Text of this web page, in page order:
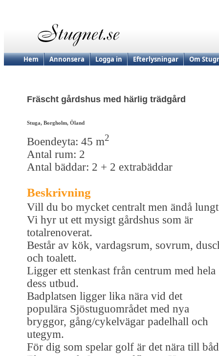
Hem Annonsera Logga in Efterlysningar Om
Fräscht gårdshus med härlig trädgård
Stuga, Borgholm, Öland
Boendeyta: 45 m2
Antal rum: 2
Antal bäddar: 2 + 2 extrabäddar
Beskrivning
Vill du bo mycket centralt men ändå
Vi hyr ut ett mysigt gårdshus som är
totalrenoverat.
Består av kök, vardagsrum, sovrum,
och toalett.
Ligger ett stenkast från centrum med hela
dess utbud.
Badplatsen ligger lika nära vid det
populära Sjöstuguområdet med nya
bryggor, gång/cykelvägar padelhall och
utegym.
För dig som spelar golf är det nära till